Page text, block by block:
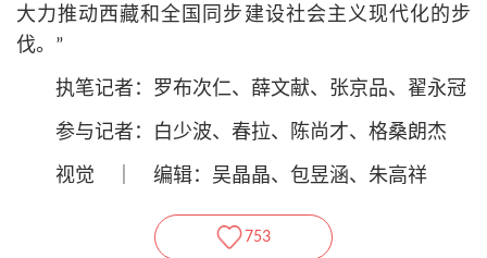
大力推动西藏和全国同步建设社会主义现代化的步
伐。”
执笔记者：罗布次仁、薛文献、张京品、翟永冠
参与记者：白少波、春拉、陈尚才、格桑朗杰
视觉 ｜ 编辑：吴晶晶、包昱涵、朱高祥
753